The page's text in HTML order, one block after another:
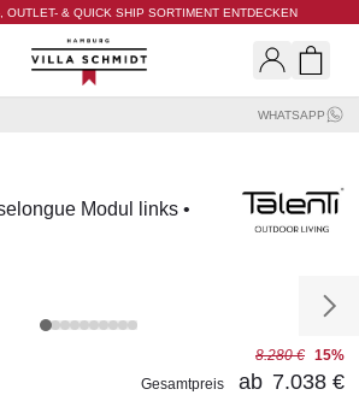
OUTLET- & QUICK SHIP SORTIMENT ENTDECKEN
Villa Schmidt
WHATSAPP
Modul links •
8.280 € 15%
Gesamtpreis
ab 7.038 €